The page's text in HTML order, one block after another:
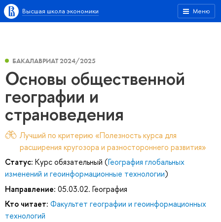
Меню
Высшая школа экономики
БАКАЛАВРИАТ 2024/2025
Основы общественной
географии и
страноведения
Лучший по критерию «Полезность курса для
расширения кругозора и разностороннего развития»
Статус: Курс обязательный (География глобальных
изменений и геоинформационные технологии)
Направление: 05.03.02. География
Кто читает: Факультет географии и геоинформационных
технологий